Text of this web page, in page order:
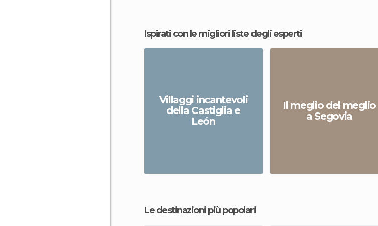
Ispirati con le migliori liste degli esperti
Villaggi incantevoli
della Castiglia e
León
Il meglio del meglio
a Segovia
Le destinazioni più popolari